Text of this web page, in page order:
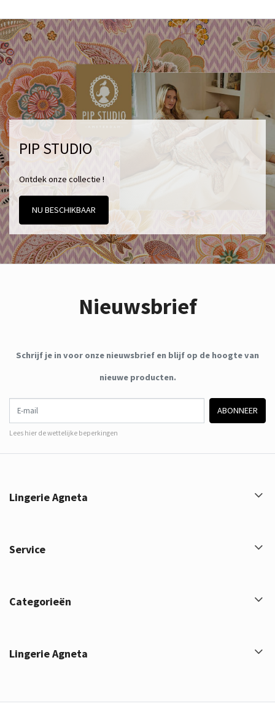
PIP STUDIO
Ontdek onze collectie !
NU BESCHIKBAAR
Nieuwsbrief
Schrijf je in voor onze nieuwsbrief en blijf op de hoogte van
nieuwe producten.
ABONNEER
Lees hier de wettelijke beperkingen
Lingerie Agneta
Service
Categorieën
Lingerie Agneta